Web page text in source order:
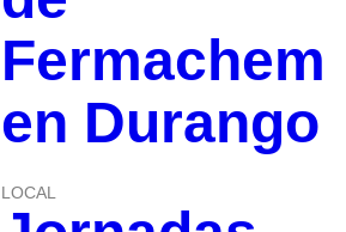
Fermachem
en Durango
LOCAL